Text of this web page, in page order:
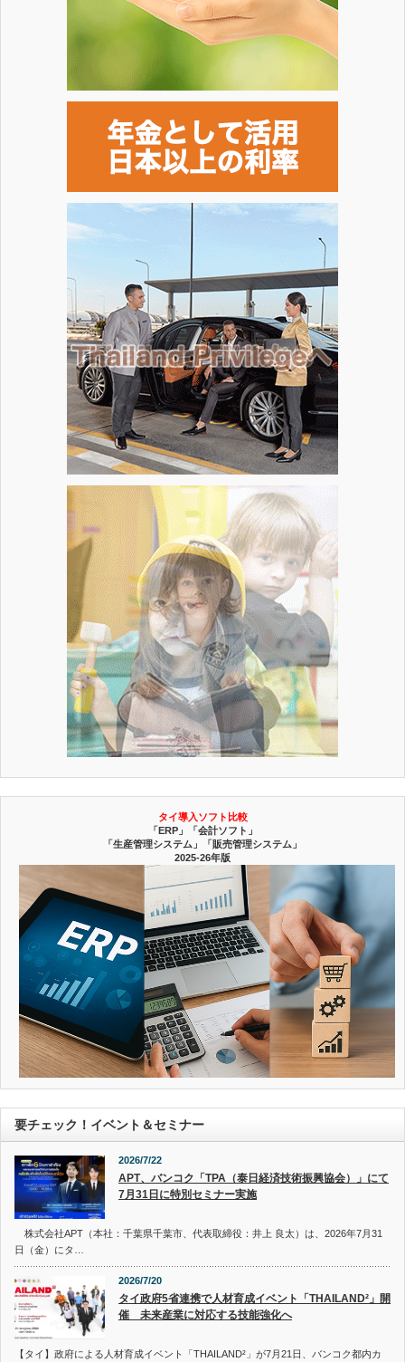
タイ導入ソフト比較
「ERP」「会計ソフト」
「生産管理システム」「販売管理システム」
2025-26年版
要チェック！イベント＆セミナー
2026/7/22
APT、バンコク「TPA（泰日経済技術振興協会）」にて
7月31日に特別セミナー実施
株式会社APT（本社：千葉県千葉市、代表取締役：井上 良太）は、2026年7月31
日（金）にタ…
2026/7/20
タイ政府5省連携で人材育成イベント「THAILAND²」開
催 未来産業に対応する技能強化へ
【タイ】政府による人材育成イベント「THAILAND²」が7月21日、バンコク都内カ